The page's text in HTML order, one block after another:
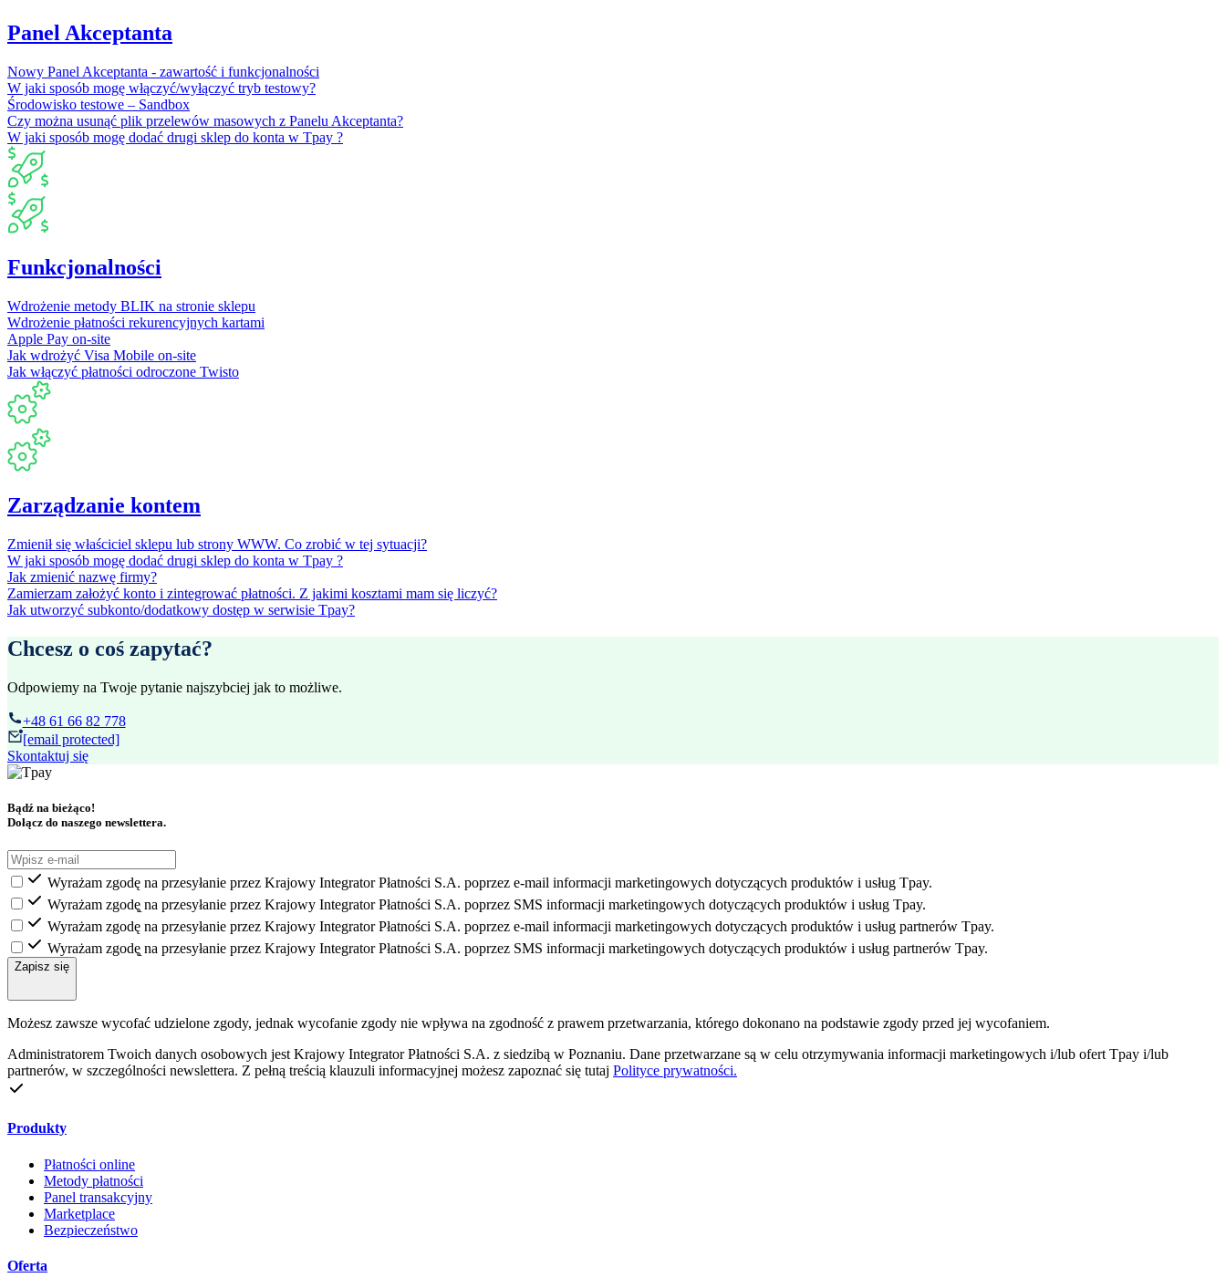
Panel Akceptanta
Nowy Panel Akceptanta - zawartość i funkcjonalności
W jaki sposób mogę włączyć/wyłączyć tryb testowy?
Środowisko testowe – Sandbox
Czy można usunąć plik przelewów masowych z Panelu Akceptanta?
W jaki sposób mogę dodać drugi sklep do konta w Tpay ?
Funkcjonalności
Wdrożenie metody BLIK na stronie sklepu
Wdrożenie płatności rekurencyjnych kartami
Apple Pay on-site
Jak wdrożyć Visa Mobile on-site
Jak włączyć płatności odroczone Twisto
Zarządzanie kontem
Zmienił się właściciel sklepu lub strony WWW. Co zrobić w tej sytuacji?
W jaki sposób mogę dodać drugi sklep do konta w Tpay ?
Jak zmienić nazwę firmy?
Zamierzam założyć konto i zintegrować płatności. Z jakimi kosztami mam się liczyć?
Jak utworzyć subkonto/dodatkowy dostęp w serwisie Tpay?
Chcesz o coś zapytać?
Odpowiemy na Twoje pytanie najszybciej jak to możliwe.
+48 61 66 82 778
[email protected]
Skontaktuj się
Bądź na bieżąco!
Dołącz do naszego newslettera.
Wyrażam zgodę na przesyłanie przez Krajowy Integrator Płatności S.A. poprzez e-mail informacji marketingowych dotyczących produktów i usług Tpay.
Wyrażam zgodę̨ na przesyłanie przez Krajowy Integrator Płatności S.A. poprzez SMS informacji marketingowych dotyczących produktów i usług Tpay.
Wyrażam zgodę na przesyłanie przez Krajowy Integrator Płatności S.A. poprzez e-mail informacji marketingowych dotyczących produktów i usług partnerów Tpay.
Wyrażam zgodę̨ na przesyłanie przez Krajowy Integrator Płatności S.A. poprzez SMS informacji marketingowych dotyczących produktów i usług partnerów Tpay.
Zapisz się
Możesz zawsze wycofać udzielone zgody, jednak wycofanie zgody nie wpływa na zgodność z prawem przetwarzania, którego dokonano na podstawie zgody przed jej wycofaniem.
Administratorem Twoich danych osobowych jest Krajowy Integrator Płatności S.A. z siedzibą w Poznaniu. Dane przetwarzane są w celu otrzymywania informacji marketingowych i/lub ofert Tpay i/lub
partnerów, w szczególności newslettera. Z pełną treścią klauzuli informacyjnej możesz zapoznać się tutaj Polityce prywatności.
Produkty
Płatności online
Metody płatności
Panel transakcyjny
Marketplace
Bezpieczeństwo
Oferta